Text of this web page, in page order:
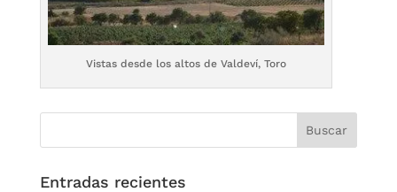
Vistas desde los altos de Valdeví, Toro
Entradas recientes